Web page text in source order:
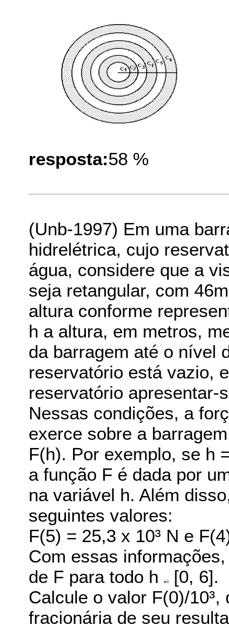
resposta:58 %
(Unb-1997) Em uma
hidrelétrica, cujo
água, considere que a
seja retangular, com
altura conforme
h a altura, em metros,
da barragem até o nível
reservatório está vazio,
reservatório apresentar-
Nessas condições, a
exerce sobre a
F(h). Por exemplo, se h
a função F é dada por
na variável h. Além
seguintes valores:
F(5) = 25,3 x 10³ N e
Com essas
de F para todo h [0, 6].
Calcule o valor F(0)/
fracionária de seu